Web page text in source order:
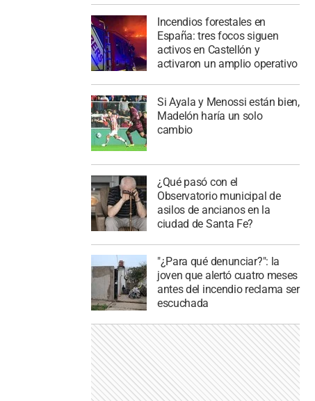
Incendios forestales en
España: tres focos siguen
activos en Castellón y
activaron un amplio operativo
Si Ayala y Menossi están bien,
Madelón haría un solo
cambio
¿Qué pasó con el
Observatorio municipal de
asilos de ancianos en la
ciudad de Santa Fe?
"¿Para qué denunciar?": la
joven que alertó cuatro meses
antes del incendio reclama ser
escuchada